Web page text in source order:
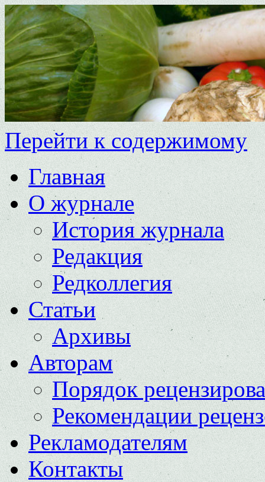
Перейти к содержимому
Главная
О журнале
История журнала
Редакция
Редколлегия
Статьи
Архивы
Авторам
Порядок
Рекомендации
Рекламодателям
Контакты